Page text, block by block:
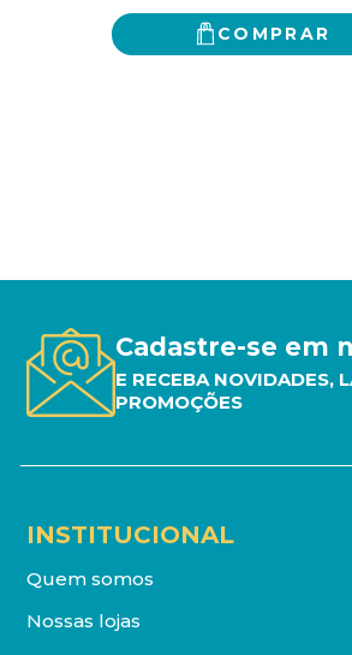
COMPRAR
Cadastre-se em
E RECEBA NOVIDADES,
PROMOÇÕES
INSTITUCIONAL
Quem somos
Nossas lojas